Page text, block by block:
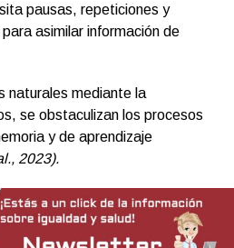
pausas, repeticiones y
asimilar información de
naturales mediante la
se obstaculizan los procesos
y de aprendizaje
2023).